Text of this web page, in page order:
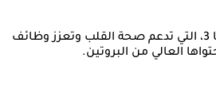
مصدر غني بأحماض أوميجا 3، التي تدعم صحة القلب وتعزز وظائف
العالي من البروتين.